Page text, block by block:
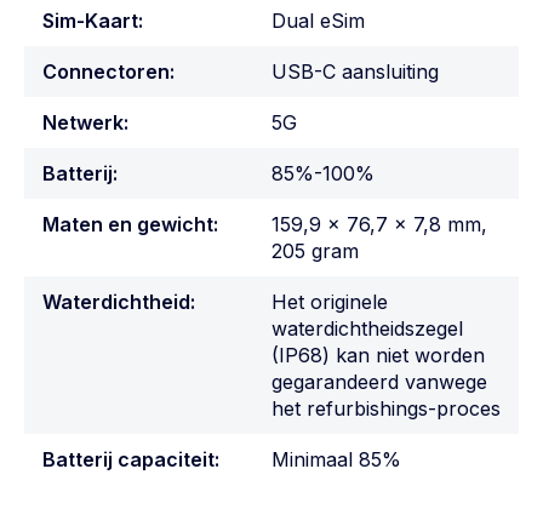
Sim-Kaart: Dual eSim
Connectoren: USB-C aansluiting
Netwerk: 5G
Batterij: 85%-100%
Maten en gewicht:
159,9 x 76,7 x 7,8 mm,
205 gram
Waterdichtheid:
Het originele
waterdichtheidszegel
(IP68) kan niet worden
gegarandeerd vanwege
het refurbishings-proces
Batterij capaciteit: Minimaal 85%